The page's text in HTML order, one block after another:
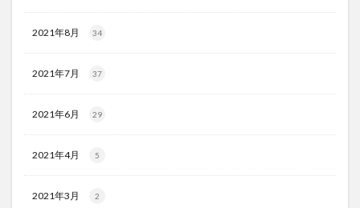
2021年8月 34
2021年7月 37
2021年6月 29
2021年4月 5
2021年3月 2